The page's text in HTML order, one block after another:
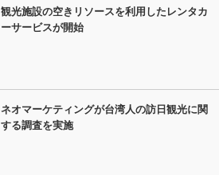
観光施設の空きリソースを利用したレンタカ
ーサービスが開始
ネオマーケティングが台湾人の訪日観光に関
する調査を実施